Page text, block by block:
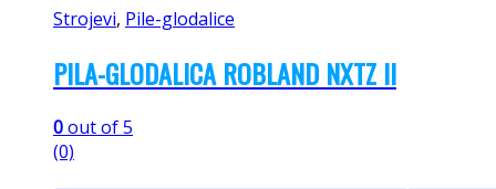
Strojevi, Pile-glodalice
PILA-GLODALICA ROBLAND NXTZ II
0out of 5
(0)